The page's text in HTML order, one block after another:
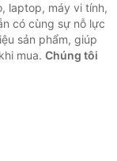
laptop, máy vi tính,
có cùng sự nỗ lực
sản phẩm, giúp
mua. Chúng tôi